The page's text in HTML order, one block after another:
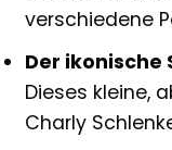
verschiedene
Der ikonische
Dieses kleine,
Charly